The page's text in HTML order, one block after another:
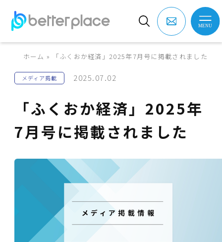
ホーム » 「ふくおか経済」2025年7月号に掲載されました
メディア掲載 2025.07.02
「ふくおか経済」2025年
7月号に掲載されました